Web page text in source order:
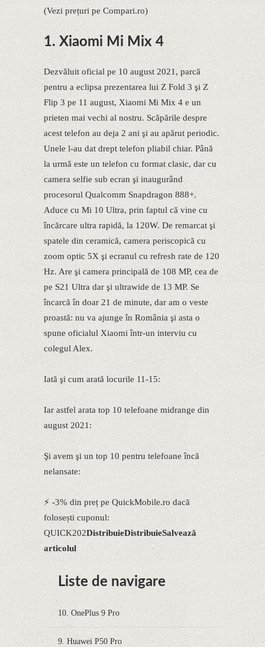
(Vezi prețuri pe Compari.ro)
1. Xiaomi Mi Mix 4
Dezvăluit oficial pe 10 august 2021, parcă
pentru a eclipsa prezentarea lui Z Fold 3 şi Z
Flip 3 pe 11 august, Xiaomi Mi Mix 4 e un
prieten mai vechi al nostru. Scăpările despre
acest telefon au deja 2 ani şi au apărut periodic.
Unele l-au dat drept telefon pliabil chiar. Până
la urmă este un telefon cu format clasic, dar cu
camera selfie sub ecran şi inaugurând
procesorul Qualcomm Snapdragon 888+.
Aduce cu Mi 10 Ultra, prin faptul că vine cu
încărcare ultra rapidă, la 120W. De remarcat şi
spatele din ceramică, camera periscopică cu
zoom optic 5X şi ecranul cu refresh rate de 120
Hz. Are şi camera principală de 108 MP, cea de
pe S21 Ultra dar şi ultrawide de 13 MP. Se
încarcă în doar 21 de minute, dar am o veste
proastă: nu va ajunge în România şi asta o
spune oficialul Xiaomi într-un interviu cu
colegul Alex.
Iată şi cum arată locurile 11-15:
Iar astfel arata top 10 telefoane midrange din
august 2021:
Şi avem şi un top 10 pentru telefoane încă
nelansate:
⚡ -3% din preț pe QuickMobile.ro dacă
folosești cuponul:
QUICK202DistribuieDistribuieSalvează
articolul
Liste de navigare
10. OnePlus 9 Pro
9. Huawei P50 Pro